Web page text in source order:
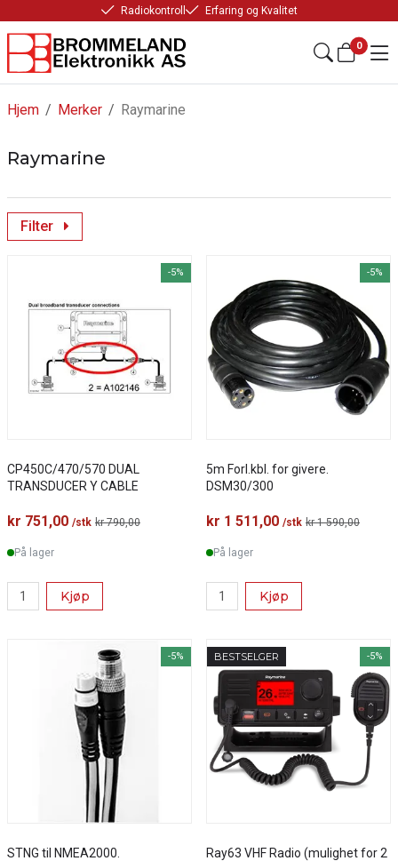
Radiokontroll Erfaring og Kvalitet
0
/
Hjem /
Merker Raymarine
Raymarine
Filter
-5%
CP450C/470/570 DUAL
TRANSDUCER Y CABLE
kr 751,00 /stk kr 790,00
På lager
Kjøp
-5%
5m Forl.kbl. for givere.
DSM30/300
kr 1 511,00 /stk kr 1 590,00
På lager
Kjøp
-5%
STNG til NMEA2000.
BESTSELGER -5%
Ray63 VHF Radio (mulighet for 2